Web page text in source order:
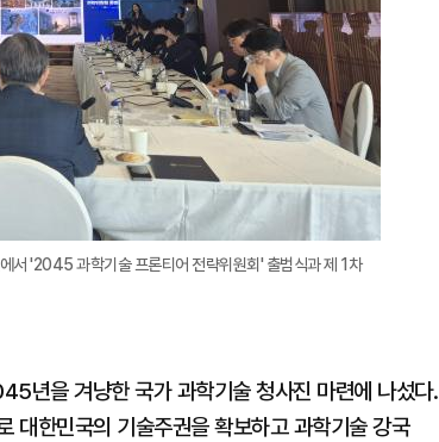
서 '2045 과학기술 프론티어 전략위원회' 출범식과 제 1차
년을 겨냥한 국가 과학기술 청사진 마련에 나섰다.
대한민국의 기술주권을 확보하고 과학기술 강국